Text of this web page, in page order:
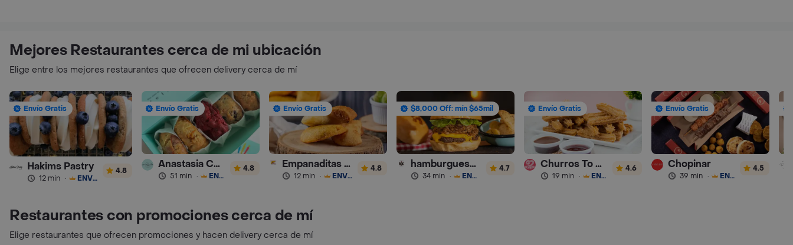
Mejores Restaurantes cerca de mi ubicación
Elige entre los mejores restaurantes que ofrecen delivery cerca de mí
Envío Gratis
Hakims Pastry
12 min · ENVÍO GRATIS
4.8
Envío Gratis
Anastasia Cookies
51 min · ENVÍO GRATIS
4.8
Envío Gratis
Empanaditas de Pipian - Empanadas
12 min · ENVÍO GRATIS
4.8
$8,000 Off: mín $65mil
hamburguesas Rustica (RDC)
34 min · ENVÍO GRATIS
4.7
Envío Gratis
Churros To Go
19 min · ENVÍO GRATIS
4.6
Envío Gratis
Chopinar
39 min · ENVÍO GRATIS
4.5
Restaurantes con promociones cerca de mí
Elige restaurantes que ofrecen promociones y hacen delivery cerca de mí